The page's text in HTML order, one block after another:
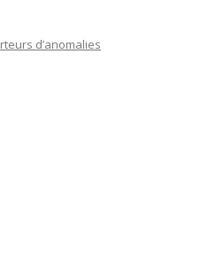
d’anomalies